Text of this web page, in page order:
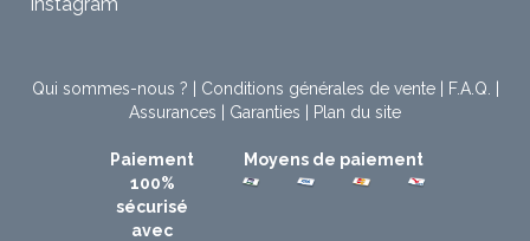
Qui sommes-nous ? Conditions générales de vente| F.A.Q.
Assurances
Garanties Plan du site
Paiement
100%
sécurisé
avec
Moyens de paiement